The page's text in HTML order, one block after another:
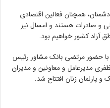
همچنان فعالین اقتصادی
و صادرات هستند و امسال نیز
آزاد کشور خواهیم بود.
با حضور مرتضی بانک مشاور رئیس
مدیرعامل و معاونین و مدیران
پارلمان زنان افتتاح شد.